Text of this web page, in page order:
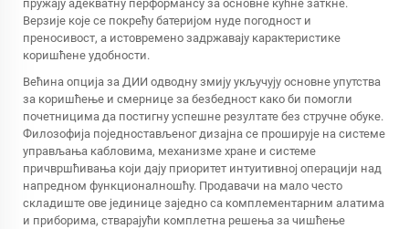
пружају адекватну перформансу за основне кућне заткне.
Верзије које се покрећу батеријом нуде погодност и
преносивост, а истовремено задржавају карактеристике
коришћене удобности.
Већина опција за ДИИ одводну змију укључују основне упутства
за коришћење и смернице за безбедност како би помогли
почетницима да постигну успешне резултате без стручне обуке.
Филозофија поједностављеног дизајна се проширује на системе
управљања кабловима, механизме хране и системе
причвршћивања који дају приоритет интуитивној операцији над
напредном функционалношћу. Продавачи на мало често
складиште ове јединице заједно са комплементарним алатима
и приборима, стварајући комплетна решења за чишћење